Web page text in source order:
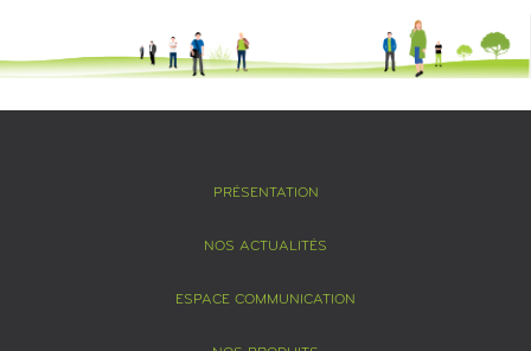
PRÉSENTATION
NOS ACTUALITÉS
ESPACE COMMUNICATION